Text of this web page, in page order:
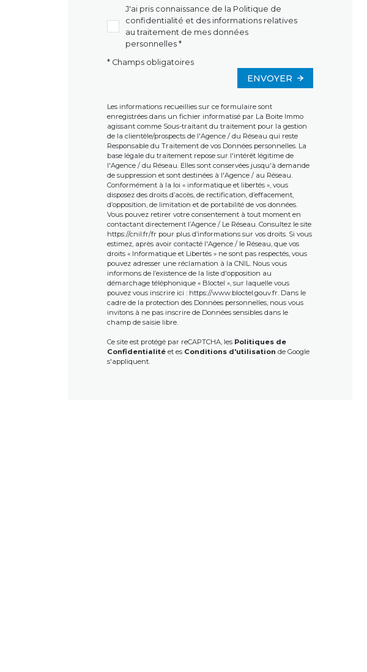
J'ai pris connaissance de la Politique de
confidentialité et des informations relatives
au traitement de mes données
personnelles *
* Champs obligatoires
ENVOYER
Les informations recueillies sur ce formulaire sont
enregistrées dans un fichier informatisé par La Boite Immo
agissant comme Sous-traitant du traitement pour la gestion
de la clientèle/prospects de l'Agence / du Réseau qui reste
Responsable du Traitement de vos Données personnelles. La
base légale du traitement repose sur l'intérêt légitime de
l'Agence / du Réseau. Elles sont conservées jusqu'à demande
de suppression et sont destinées à l'Agence / au Réseau.
Conformément à la loi « informatique et libertés », vous
disposez des droits d’accès, de rectification, d’effacement,
d’opposition, de limitation et de portabilité de vos données.
Vous pouvez retirer votre consentement à tout moment en
contactant directement l’Agence / Le Réseau. Consultez le site
https://cnil.fr/fr pour plus d’informations sur vos droits. Si vous
estimez, après avoir contacté l'Agence / le Réseau, que vos
droits « Informatique et Libertés » ne sont pas respectés, vous
pouvez adresser une réclamation à la CNIL. Nous vous
informons de l’existence de la liste d'opposition au
démarchage téléphonique « Bloctel », sur laquelle vous
pouvez vous inscrire ici : https://www.bloctel.gouv.fr. Dans le
cadre de la protection des Données personnelles, nous vous
invitons à ne pas inscrire de Données sensibles dans le
champ de saisie libre.
Ce site est protégé par reCAPTCHA, les Politiques de
Confidentialitéet es Conditions d'utilisation de Google
s'appliquent.